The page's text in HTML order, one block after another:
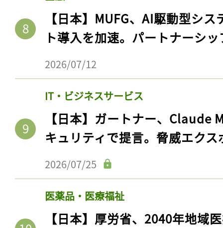
【日本】MUFG、AI駆動型シ
ト導入を加速。パートナーシ
2026/07/12
IT・ビジネスサービス
【日本】ガートナー、Claude
キュリティで提言。脅威エク
2026/07/25
医薬品・医療福祉
【日本】厚労省、2040年地域